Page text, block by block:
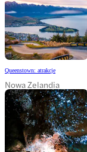
Queenstown: atrakcje
Nowa Zelandia